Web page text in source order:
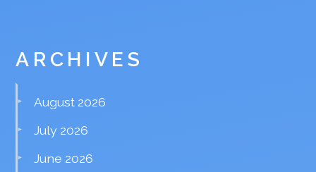
ARCHIVES
August 2026
July 2026
June 2026